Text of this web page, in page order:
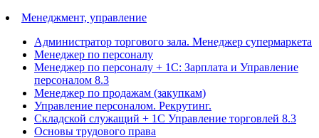
Менеджмент, управление
Администратор торгового зала. Менеджер супермаркета
Менеджер по персоналу
Менеджер по персоналу + 1С: Зарплата и Управление
персоналом 8.3
Менеджер по продажам (закупкам)
Управление персоналом. Рекрутинг.
Складской служащий + 1С Управление торговлей 8.3
Основы трудового права